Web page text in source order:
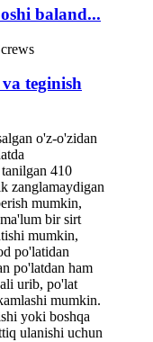
baland...
teginish
o'z-o'zidan
410
zanglamaydigan
mumkin,
bir sirt
mumkin,
po'latidan
po'latdan ham
urib, po'lat
mumkin.
yoki boshqa
ulanishi uchun